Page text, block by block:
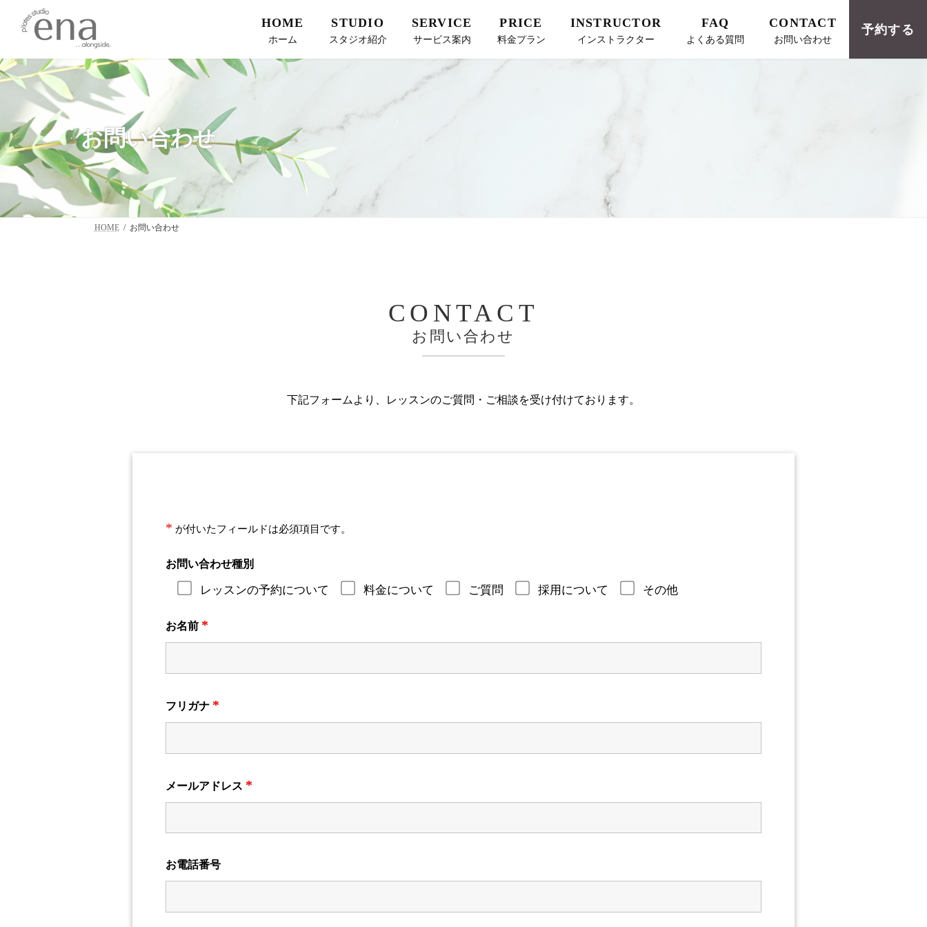
ツ
へ
プ
シ
ョ
動
HOME
ホーム
STUDIO
スタジオ紹介
SERVICE
サービス案内
PRICE
料金プラン
INSTRUCTOR
インストラクター
FAQ
よくある質問
CONTACT
お問い合わせ
予約する
お問い合わせ
HOME お問い合わせ
CONTACT
お問い合わせ
下記フォームより、レッスンのご質問・ご相談を受け付けております。
* が付いたフィールドは必須項目です。
お問い合わせ種別
レッスンの予約について 料金について ご質問 採用について その他
お名前 *
フリガナ *
メールアドレス *
お電話番号